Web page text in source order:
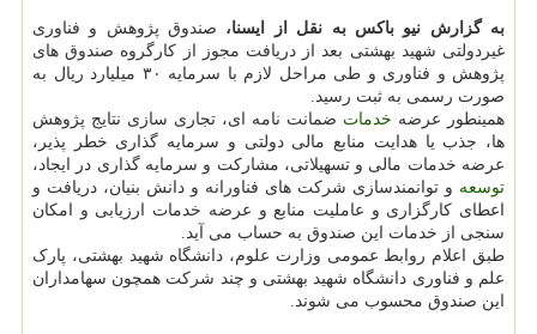
به گزارش نیو باکس به نقل از ایسنا، صندوق پژوهش و فناوری
غیردولتی شهید بهشتی بعد از دریافت مجوز از کارگروه صندوق های
پژوهش و فناوری و طی مراحل لازم با سرمایه ۳۰ میلیارد ریال به
صورت رسمی به ثبت رسید.
همینطور عرضه خدمات ضمانت نامه ای، تجاری سازی نتایج پژوهش
ها، جذب یا هدایت منابع مالی دولتی و سرمایه گذاری خطر پذیر،
عرضه خدمات مالی و تسهیلاتی، مشارکت و سرمایه گذاری در ایجاد،
توسعه و توانمندسازی شرکت های فناورانه و دانش بنیان، دریافت و
اعطای کارگزاری و عاملیت منابع و عرضه خدمات ارزیابی و امکان
سنجی از خدمات این صندوق به حساب می آید.
طبق اعلام روابط عمومی وزارت علوم، دانشگاه شهید بهشتی، پارک
علم و فناوری دانشگاه شهید بهشتی و چند شرکت همچون سهامداران
این صندوق محسوب می شوند.